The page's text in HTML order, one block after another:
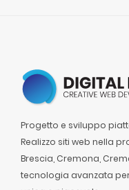
Progetto e sviluppo
Realizzo siti web nella
Brescia, Cremona,
tecnologia avanzata